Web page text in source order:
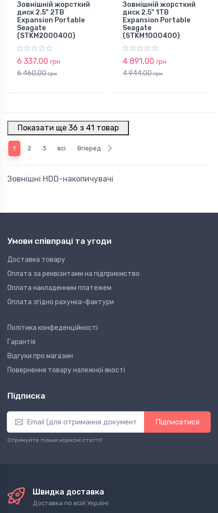
Зовнішній жорсткий
диск 2.5" 2TB
Expansion Portable
Seagate
(STKM2000400)
6 337,00 грн
6 460,00грн
Зовнішній жорсткий
диск 2.5" 1TB
Expansion Portable
Seagate
(STKM1000400)
4 891,00 грн
4 944,00грн
Показати ще 36 з 41 товар
1 2 3 всі Вперед
Зовнішні HDD-накопичувачі
Умови співпраці та угоди
Доставка товару
Оплата за реквізитами на підприємство
Оплата накладенним платежем
Оплата згідно рахунка-фактури
Політика конфеденційності
Гарантія
Відгуки про магазин
Повернення товару належної якості
Підписка
Підписатися
Отримуйте тільки корисні статті!
Швидка доставка
Доставка по всій Україні